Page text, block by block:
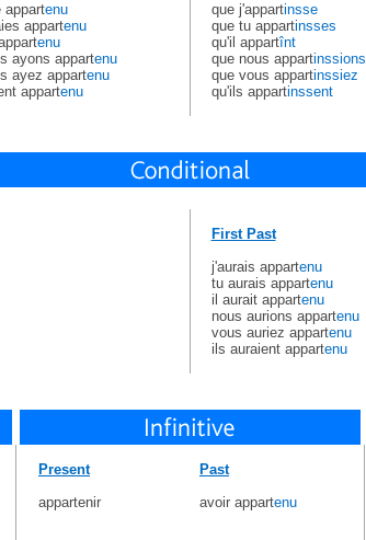
appartenu
appartenu
enu
ayons appartenu
ayez appartenu
appartenu
que j'appartinsse
que tu appartinsses
qu'il appartînt
que nous appartinssions
que vous appartinssiez
qu'ils appartinssent
First Past
j'aurais appartenu
tu aurais appartenu
il aurait appartenu
nous aurions appartenu
vous auriez appartenu
ils auraient appartenu
Present
appartenir
Past
avoir appartenu